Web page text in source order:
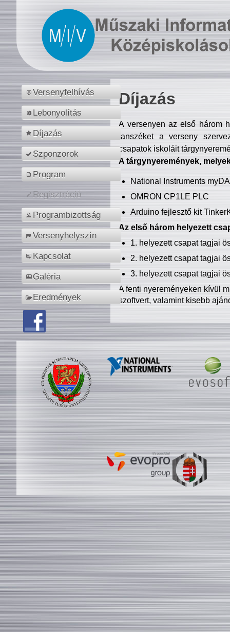
Versenyfelhívás
Lebonyolítás
Díjazás
Szponzorok
Program
Regisztráció
Programbizottság
Versenyhelyszín
Kapcsolat
Galéria
Eredmények
Díjazás
A versenyen az első három
tanszéket a verseny
csapatok iskoláit
A tárgynyeremények,
National Instruments
OMRON CP1LE PLC
Arduino fejlesztő kit
Az első három helyezett
1. helyezett csapat tagjai
2. helyezett csapat tagjai
3. helyezett csapat tagjai
A fenti nyereményeken kívül
szoftvert, valamint kisebb